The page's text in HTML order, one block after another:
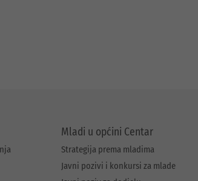
Mladi u općini Centar
Strategija prema mladima
Javni pozivi i konkursi za mlade